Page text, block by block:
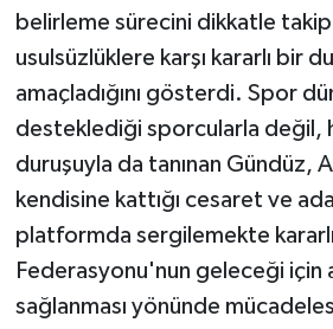
belirleme sürecini dikkatle
usulsüzlüklere karşı kararlı bir
amaçladığını gösterdi. Spor
desteklediği sporcularla değil,
duruşuyla da tanınan Gündüz,
kendisine kattığı cesaret ve
platformda sergilemekte
Federasyonu'nun geleceği için
sağlanması yönünde